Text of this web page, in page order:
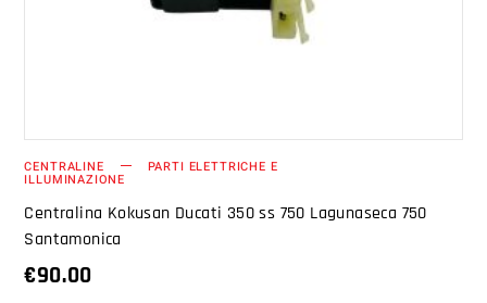
CENTRALINE PARTI ELETTRICHE E
ILLUMINAZIONE
Centralina Kokusan Ducati 350 ss 750 Lagunaseca 750
Santamonica
€90.00